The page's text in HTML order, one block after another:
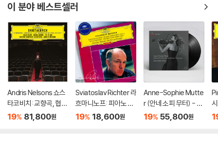
이 분야 베스트셀러
Andris Nelsons 쇼스
타코비치: 교향곡, 협주
곡 (Shostakovich: S
19% 81,800원
Sviatoslav Richter 라
흐마니노프: 피아노 협
주곡 2번 / 차이코프스
19% 18,600원
Anne-Sophie Mutte
r (안네 소피 무터) - Ea
st Meets West [2L
19% 55,800원